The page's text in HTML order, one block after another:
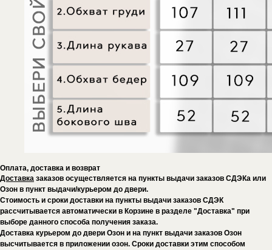
Оплата, доставка и возврат
Доставка заказов осуществляется на пункты выдачи заказов СДЭКа или
Озон в пункт выдачи/курьером до двери.
Стоимость и сроки доставки на пункты выдачи заказов СДЭК
рассчитывается автоматически в Корзине в разделе "Доставка" при
выборе данного способа получения заказа.
Доставка курьером до двери Озон и на пункт выдачи заказов Озон
высчитывается в приложении озон. Сроки доставки этим способом